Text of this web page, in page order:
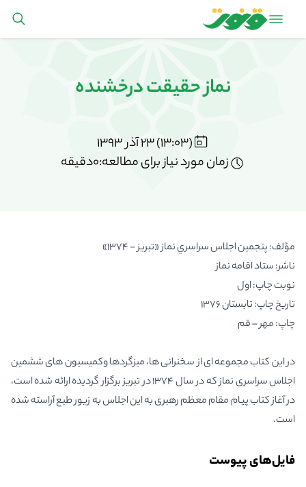
نماز حقيقت درخشنده
(13:03) 23 آذر 1393
زمان مورد نیاز برای مطالعه:0دقیقه
مؤلف: پنجمين اجلاس سراسري نماز «تبريز - 1374»
ناشر: ستاد اقامه نماز
نوبت چاپ: اول
تاريخ چاپ: تابستان 1376
چاپ: مهر – قم
در این کتاب مجموعه ای از سخنرانی ها، میزگردها وکمیسیون های ششمین
اجلاس سراسری نماز که در سال 1374 در تبریز برگزار گردیده ارائه شده است،
در آغاز کتاب پیام مقام معظم رهبری به این اجلاس به زیور طبع آراسته شده
است.
فایل‌های پیوست